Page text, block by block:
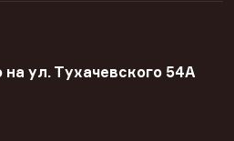
ул. Тухачевского 54А